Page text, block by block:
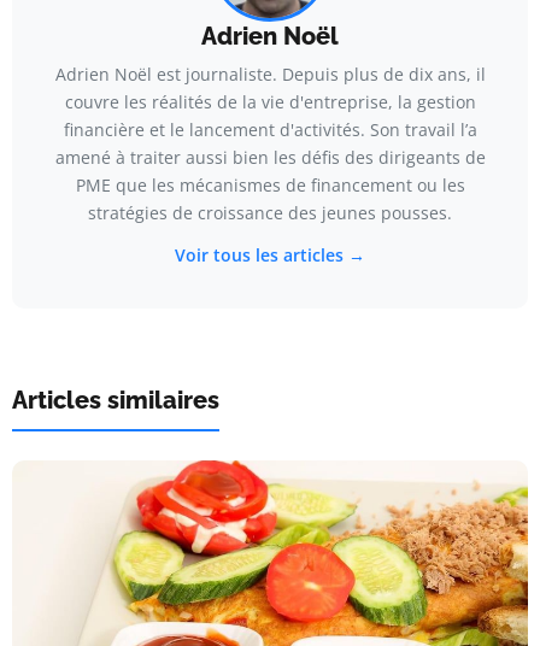
Adrien Noël
Adrien Noël est journaliste. Depuis plus de dix ans, il
couvre les réalités de la vie d'entreprise, la gestion
financière et le lancement d'activités. Son travail l’a
amené à traiter aussi bien les défis des dirigeants de
PME que les mécanismes de financement ou les
stratégies de croissance des jeunes pousses.
Voir tous les articles →
Articles similaires